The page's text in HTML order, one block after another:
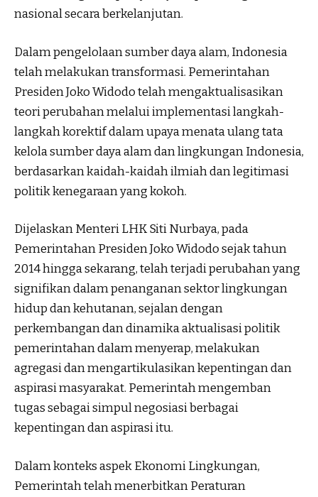
nasional secara berkelanjutan.
Dalam pengelolaan sumber daya alam, Indonesia
telah melakukan transformasi. Pemerintahan
Presiden Joko Widodo telah mengaktualisasikan
teori perubahan melalui implementasi langkah-
langkah korektif dalam upaya menata ulang tata
kelola sumber daya alam dan lingkungan Indonesia,
berdasarkan kaidah-kaidah ilmiah dan legitimasi
politik kenegaraan yang kokoh.
Dijelaskan Menteri LHK Siti Nurbaya, pada
Pemerintahan Presiden Joko Widodo sejak tahun
2014 hingga sekarang, telah terjadi perubahan yang
signifikan dalam penanganan sektor lingkungan
hidup dan kehutanan, sejalan dengan
perkembangan dan dinamika aktualisasi politik
pemerintahan dalam menyerap, melakukan
agregasi dan mengartikulasikan kepentingan dan
aspirasi masyarakat. Pemerintah mengemban
tugas sebagai simpul negosiasi berbagai
kepentingan dan aspirasi itu.
Dalam konteks aspek Ekonomi Lingkungan,
Pemerintah telah menerbitkan Peraturan